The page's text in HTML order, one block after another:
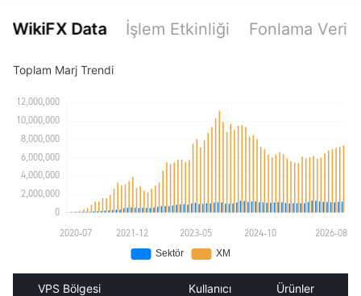
WikiFX Data İşlem Etkinliği Fonlama
Toplam Marj Trendi
VPS Bölgesi Kullanıcı Ürünler